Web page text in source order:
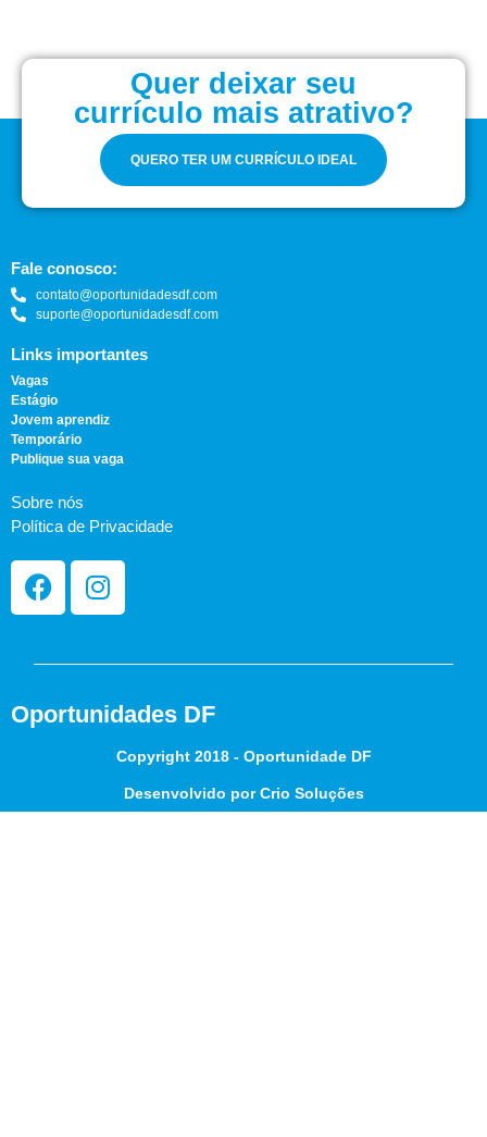
Quer deixar seu
currículo mais atrativo?
QUERO TER UM CURRÍCULO IDEAL
Fale conosco:
contato@oportunidadesdf.com
suporte@oportunidadesdf.com
Links importantes
Vagas
Estágio
Jovem aprendiz
Temporário
Publique sua vaga
Sobre nós
Política de Privacidade
Oportunidades DF
Copyright 2018 - Oportunidade DF
Desenvolvido por Crio Soluções